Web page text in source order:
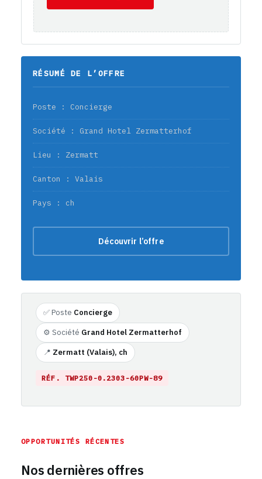
RÉSUMÉ DE L’OFFRE
Poste : Concierge
Société : Grand Hotel Zermatterhof
Lieu : Zermatt
Canton : Valais
Pays : ch
Découvrir l’offre
✅ Poste Concierge
⚙️ Société Grand Hotel Zermatterhof
📍 Zermatt (Valais), ch
RÉF. TWP250-0.2303-60PW-89
OPPORTUNITÉS RÉCENTES
Nos dernières offres